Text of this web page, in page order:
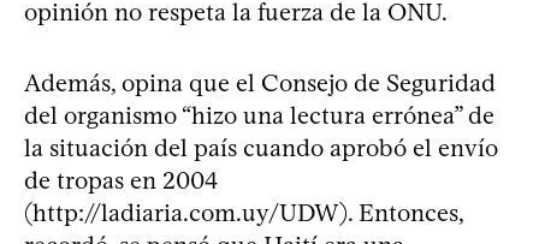
opinión no respeta la fuerza de la ONU.
Además, opina que el Consejo de Seguridad
del organismo “hizo una lectura errónea” de
la situación del país cuando aprobó el envío
de tropas en 2004
(http://ladiaria.com.uy/UDW). Entonces,